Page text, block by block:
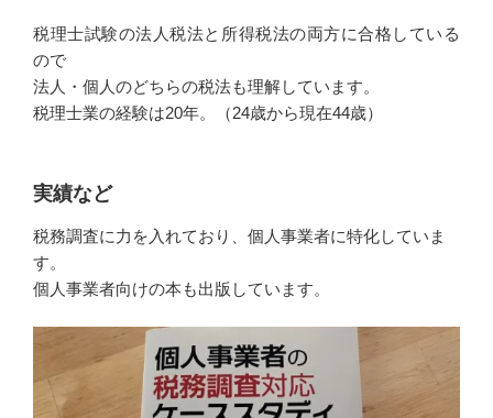
税理士試験の法人税法と所得税法の両方に合格している
ので
法人・個人のどちらの税法も理解しています。
税理士業の経験は20年。（24歳から現在44歳）
実績など
税務調査に力を入れており、個人事業者に特化していま
す。
個人事業者向けの本も出版しています。